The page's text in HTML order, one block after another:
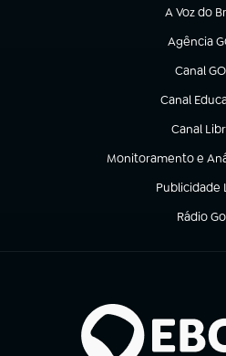
A Voz do
(abre em
Agência
(abre em
Canal
(abre em
Canal
(abre em
Canal
(abre em
Monitoramento e
(abre em nova aba)
Publicidade
(abre em
Rádio
(abre em